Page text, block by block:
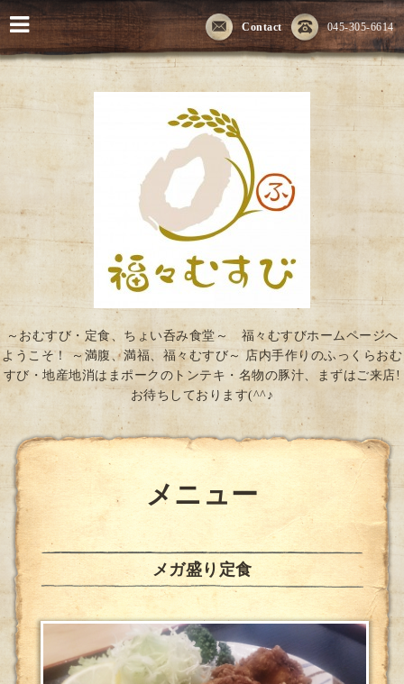
045-305-6614
Contact
～おむすび・定食、ちょい呑み食堂～ 福々むすびホームページへ
ようこそ！ ～満腹、満福、福々むすび～ 店内手作りのふっくらおむ
すび・地産地消はまポークのトンテキ・名物の豚汁、まずはご来店!
お待ちしております(^^♪
メニュー
メガ盛り定食